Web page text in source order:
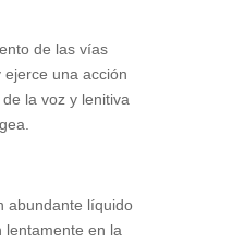
de las vías
una acción
la voz y lenitiva
abundante líquido
lentamente en la